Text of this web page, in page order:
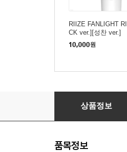
RIIZE FANLIGHT
CK ver.][성찬 ver.]
10,000원
ALPHA DRIVE
상품정보
품목정보